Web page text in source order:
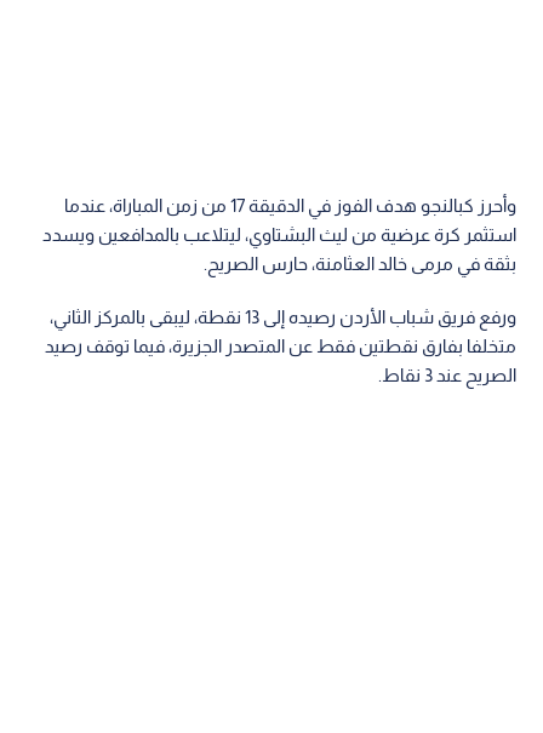
وأحرز كبالنجو هدف الفوز في الدقيقة 17 من زمن المباراة، عندما
استثمر كرة عرضية من ليث البشتاوي، ليتلاعب بالمدافعين ويسدد
بثقة في مرمى خالد العثامنة، حارس الصريح.
ورفع فريق شباب الأردن رصيده إلى 13 نقطة، ليبقى بالمركز الثاني،
متخلفا بفارق نقطتين فقط عن المتصدر الجزيرة، فيما توقف رصيد
الصريح عند 3 نقاط.